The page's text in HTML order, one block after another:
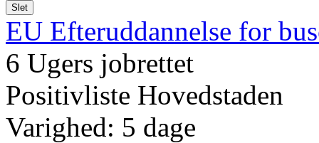
Slet
EU Efteruddannelse for
6 Ugers jobrettet
Positivliste Hovedstaden
Varighed: 5 dage